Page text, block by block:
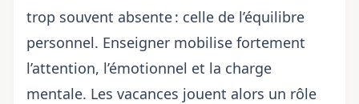
trop souvent absente : celle de l’équilibre
personnel. Enseigner mobilise fortement
l’attention, l’émotionnel et la charge
mentale. Les vacances jouent alors un rôle